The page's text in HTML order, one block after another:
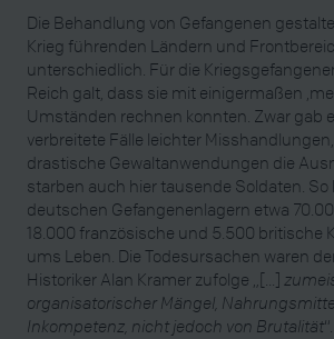
Die Behandlung von Gefangenen
Krieg führenden Ländern und
unterschiedlich. Für die
Reich galt, dass sie mit einigermaßen
Umständen rechnen konnten. Zwar gab
verbreitete Fälle leichter
drastische Gewaltanwendungen die
starben auch hier tausende Soldaten. So
deutschen Gefangenenlagern etwa
18.000 französische und 5.500 britische
ums Leben. Die Todesursachen waren
Historiker Alan Kramer zufolge „[...]
organisatorischer Mängel,
Inkompetenz, nicht jedoch von Brutalität“.